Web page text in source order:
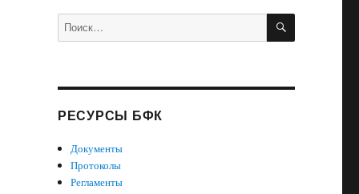
Искать: ПОИСК
РЕСУРСЫ БФК
Документы
Протоколы
Регламенты